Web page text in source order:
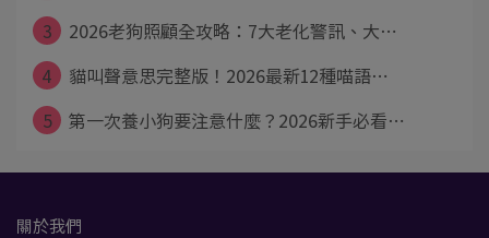
3
2026老狗照顧全攻略：7大老化警訊、大⋯
4
貓叫聲意思完整版！2026最新12種喵語⋯
5
第一次養小狗要注意什麼？2026新手必看⋯
關於我們